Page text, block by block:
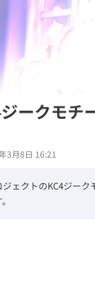
ークモチ
3月8日 16:21
ジェクトのKC4ジー